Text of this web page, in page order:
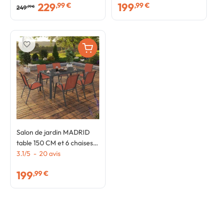
249,99 € 229,99 € 199,99 €
Salon de jardin MADRID
table 150 CM et 6 chaises
empilables terracotta et
3.1/5 - 20avis
199,99 €
favorite_border